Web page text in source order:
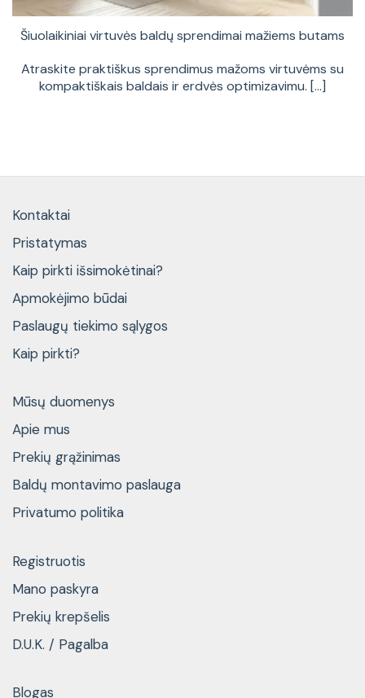
Šiuolaikiniai virtuvės baldų sprendimai mažiems butams
Atraskite praktiškus sprendimus mažoms virtuvėms su
kompaktiškais baldais ir erdvės optimizavimu. [...]
Kontaktai
Pristatymas
Kaip pirkti išsimokėtinai?
Apmokėjimo būdai
Paslaugų tiekimo sąlygos
Kaip pirkti?
Mūsų duomenys
Apie mus
Prekių grąžinimas
Baldų montavimo paslauga
Privatumo politika
Registruotis
Mano paskyra
Prekių krepšelis
D.U.K. / Pagalba
Blogas